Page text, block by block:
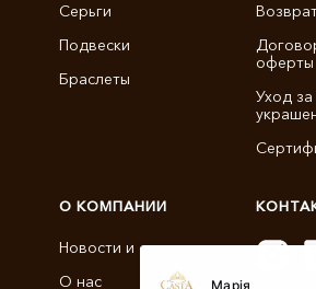
Серьги
Подвески
Браслеты
оферты
Уход
О КОМПАНИИ
Новости и статьи
О нас